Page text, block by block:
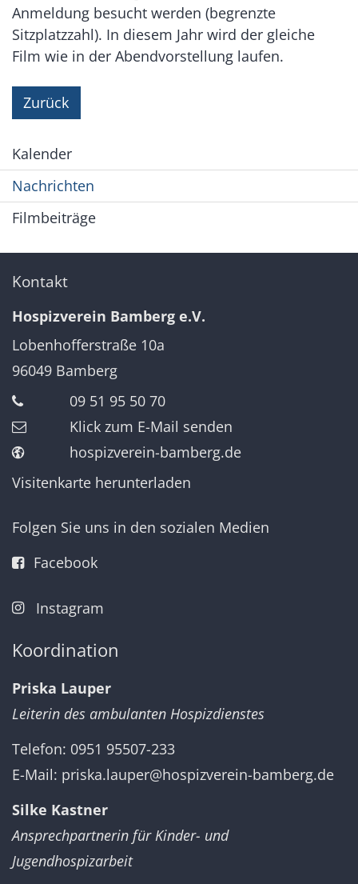
Anmeldung besucht werden (begrenzte
Sitzplatzzahl). In diesem Jahr wird der gleiche
Film wie in der Abendvorstellung laufen.
Zurück
Kalender
Nachrichten
Filmbeiträge
Kontakt
Hospizverein Bamberg e.V.
Lobenhofferstraße 10a
96049 Bamberg
09 51 95 50 70
Klick zum E-Mail senden
hospizverein-bamberg.de
Visitenkarte herunterladen
Folgen Sie uns in den sozialen Medien
Facebook
Instagram
Koordination
Priska Lauper
Leiterin des ambulanten Hospizdienstes
Telefon: 0951 95507-233
E-Mail: priska.lauper@hospizverein-bamberg.de
Silke Kastner
Ansprechpartnerin für Kinder- und
Jugendhospizarbeit